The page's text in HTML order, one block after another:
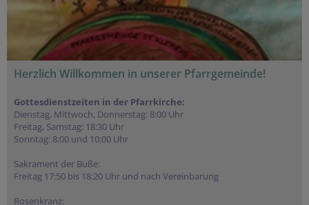
Herzlich Willkommen in unserer Pfarrgemeinde!
Gottesdienstzeiten in der Pfarrkirche:
Dienstag, Mittwoch, Donnerstag: 8:00 Uhr
Freitag, Samstag: 18:30 Uhr
Sonntag: 8:00 und 10:00 Uhr
Sakrament der Buße:
Freitag 17:50 bis 18:20 Uhr und nach Vereinbarung
Rosenkranz: